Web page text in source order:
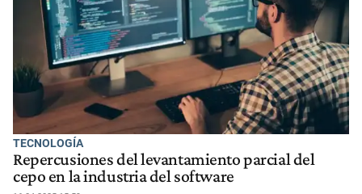
TECNOLOGÍA
Repercusiones del levantamiento parcial del
cepo en la industria del software